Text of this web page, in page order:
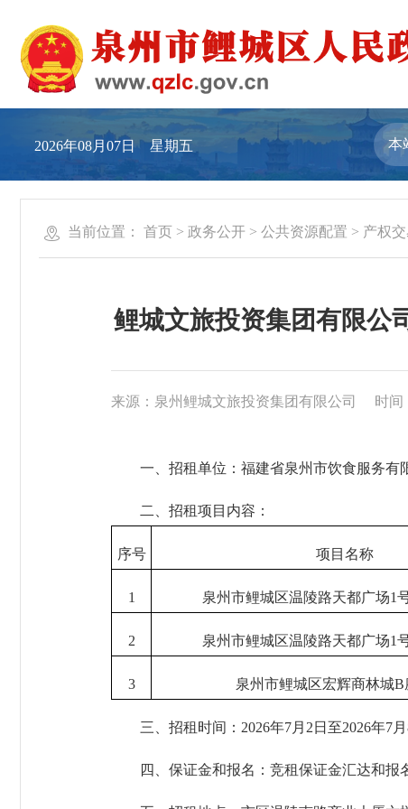
2026年08月07日 星期五
当前位置： 首页 > 政务公开 > 公共资源配置 > 产权
鲤城文旅投资集团有限公
来源：泉州鲤城文旅投资集团有限公司 时间
一、招租单位：福建省泉州市饮食服务有
二、招租项目内容：
序号 项目名称
1 泉州市鲤城区温陵路天都广场1
2 泉州市鲤城区温陵路天都广场1
3 泉州市鲤城区宏辉商林城B
三、招租时间：2026年7月2日至2026年7月
四、保证金和报名：竞租保证金汇达和报名